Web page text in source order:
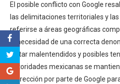
El posible conflicto con Google
las delimitaciones territoriales y
referirse a áreas geográficas
la necesidad de una correcta
evitar malentendidos y posibles
autoridades mexicanas se
corrección por parte de Google